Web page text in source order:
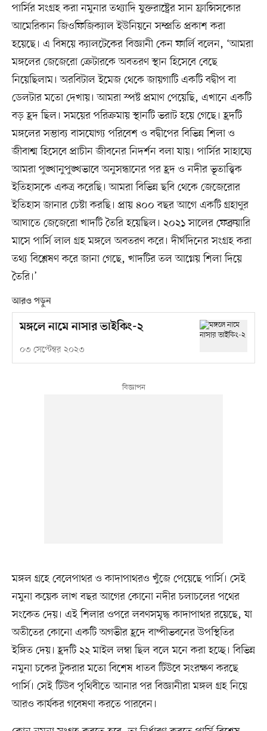
পার্সির সংগ্রহ করা নমুনার তথ্যাদি যুক্তরাষ্ট্রের সান ফ্রান্সিসকোর
আমেরিকান জিওফিজিক্যাল ইউনিয়নে সম্প্রতি প্রকাশ করা
হয়েছে। এ বিষয়ে ক্যালটেকের বিজ্ঞানী কেন ফার্লি বলেন, ‘আমরা
মঙ্গলের জেজেরো ক্রেটারকে অবতরণ স্থান হিসেবে বেছে
নিয়েছিলাম। অরবিটাল ইমেজ থেকে জায়গাটি একটি বদ্বীপ বা
ডেলটার মতো দেখায়। আমরা স্পষ্ট প্রমাণ পেয়েছি, এখানে একটি
বড় হ্রদ ছিল। সময়ের পরিক্রমায় স্থানটি ভরাট হয়ে গেছে। হ্রদটি
মঙ্গলের সম্ভাব্য বাসযোগ্য পরিবেশ ও বদ্বীপের বিভিন্ন শিলা ও
জীবাশ্ম হিসেবে প্রাচীন জীবনের নিদর্শন বলা যায়। পার্সির সাহায্যে
আমরা পুঙ্খানুপুঙ্খভাবে অনুসন্ধানের পর হ্রদ ও নদীর ভূতাত্ত্বিক
ইতিহাসকে একত্র করেছি। আমরা বিভিন্ন ছবি থেকে জেজেরোর
ইতিহাস জানার চেষ্টা করছি। প্রায় ৪০০ বছর আগে একটি গ্রহাণুর
আঘাতে জেজেরো খাদটি তৈরি হয়েছিল। ২০২১ সালের ফেব্রুয়ারি
মাসে পার্সি লাল গ্রহ মঙ্গলে অবতরণ করে। দীর্ঘদিনের সংগ্রহ করা
তথ্য বিশ্লেষণ করে জানা গেছে, খাদটির তল আগ্নেয় শিলা দিয়ে
তৈরি।’
আরও পড়ুন
মঙ্গলে নামে নাসার ভাইকিং-২
০৩ সেপ্টেম্বর ২০২৩
মঙ্গল গ্রহে বেলেপাথর ও কাদাপাথরও খুঁজে পেয়েছে পার্সি। সেই
নমুনা কয়েক লাখ বছর আগের কোনো নদীর চলাচলের পথের
সংকেত দেয়। এই শিলার ওপরে লবণসমৃদ্ধ কাদাপাথর রয়েছে, যা
অতীতের কোনো একটি অগভীর হ্রদে বাষ্পীভবনের উপস্থিতির
ইঙ্গিত দেয়। হ্রদটি ২২ মাইল লম্বা ছিল বলে মনে করা হচ্ছে। বিভিন্ন
নমুনা চকের টুকরার মতো বিশেষ ধাতব টিউবে সংরক্ষণ করছে
পার্সি। সেই টিউব পৃথিবীতে আনার পর বিজ্ঞানীরা মঙ্গল গ্রহ নিয়ে
আরও কার্যকর গবেষণা করতে পারবেন।